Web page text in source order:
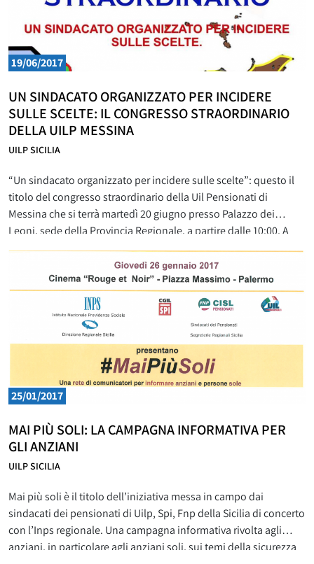
19/06/2017
UN SINDACATO ORGANIZZATO PER INCIDERE
SULLE SCELTE: IL CONGRESSO STRAORDINARIO
DELLA UILP MESSINA
UILP SICILIA
“Un sindacato organizzato per incidere sulle scelte”: questo il
titolo del congresso straordinario della Uil Pensionati di
Messina che si terrà martedì 20 giugno presso Palazzo dei
Leoni, sede della Provincia Regionale, a partire dalle 10:00. A
presiedere l’assise congressuale sarà il segretario generale della
Uil di Messina, Ivan Tripodi; a relazionare, il commissario
straordinario
25/01/2017
MAI PIÙ SOLI: LA CAMPAGNA INFORMATIVA PER
GLI ANZIANI
UILP SICILIA
Mai più soli è il titolo dell’iniziativa messa in campo dai
sindacati dei pensionati di Uilp, Spi, Fnp della Sicilia di concerto
con l’Inps regionale. Una campagna informativa rivolta agli
anziani, in particolare agli anziani soli, sui temi della sicurezza